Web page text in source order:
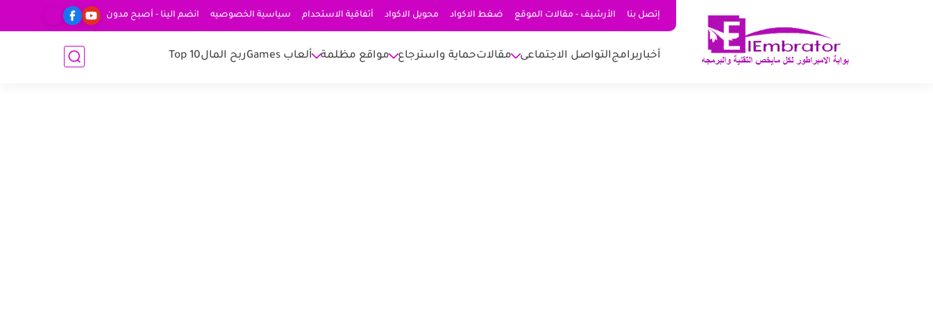
إتصل بنا الأرشيف - مقالات الموقع ضغط الاكواد محويل الاكواد أتفاقية الاستحدام سياسية الخصوصيه انضم الينا - أصبح مدون
أخباربرامجالتواصل الاجتماعى مقالاتحماية واسترجاع مواقع مظلمة ألعاب Games ربح المالTop 10